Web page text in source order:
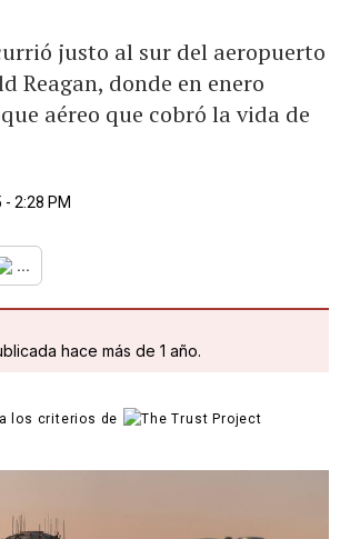
justo al sur del aeropuerto
Reagan, donde en enero
aéreo que cobró la vida de
2:28 PM
...
hace más de 1 año.
los criterios de